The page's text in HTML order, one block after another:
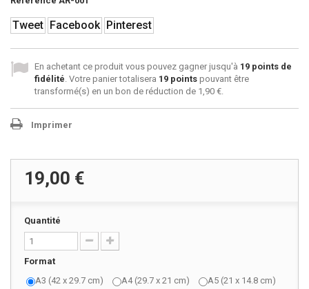
Tweet Facebook Pinterest
En achetant ce produit vous pouvez gagner jusqu'à 19 points de
fidélité. Votre panier totalisera 19 points pouvant être
transformé(s) en un bon de réduction de 1,90 €.
Imprimer
19,00 €
Quantité
Format
A3 (42 x 29.7 cm)
A4 (29.7 x 21 cm) A5 (21 x 14.8 cm)